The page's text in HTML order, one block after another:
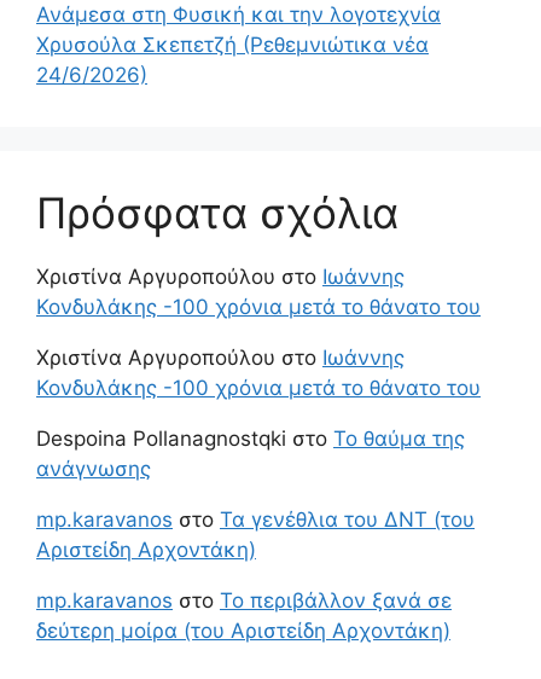
Ανάμεσα στη Φυσική και την λογοτεχνία
Χρυσούλα Σκεπετζή (Ρεθεμνιώτικα νέα
24/6/2026)
Πρόσφατα σχόλια
Χριστίνα Αργυροπούλου στο Ιωάννης
Κονδυλάκης -100 χρόνια μετά το θάνατο του
Χριστίνα Αργυροπούλου στο Ιωάννης
Κονδυλάκης -100 χρόνια μετά το θάνατο του
Despoina Pollanagnostqki στο Το θαύμα της
ανάγνωσης
mp.karavanos στο Τα γενέθλια του ΔΝΤ (του
Αριστείδη Αρχοντάκη)
mp.karavanos στο Το περιβάλλον ξανά σε
δεύτερη μοίρα (του Αριστείδη Αρχοντάκη)